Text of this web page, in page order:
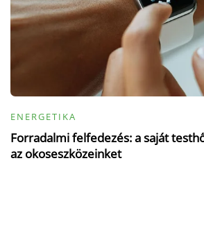
ENERGETIKA
Forradalmi felfedezés: a saját
az okoseszközeinket